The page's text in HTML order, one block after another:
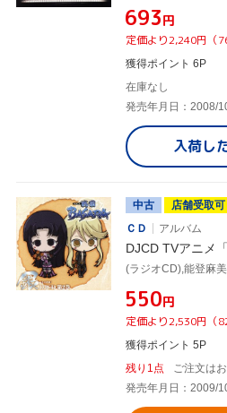
¥693円
定価より2,240円（
獲得ポイント 6P
在庫なし
発売年月日：2008/
入荷し
中古
店舗受取可
ＣＤ
アルバム
DJCD TVアニメ
¥550円
定価より2,530円（
獲得ポイント 5P
残り1点
ご注文は
発売年月日：2009/